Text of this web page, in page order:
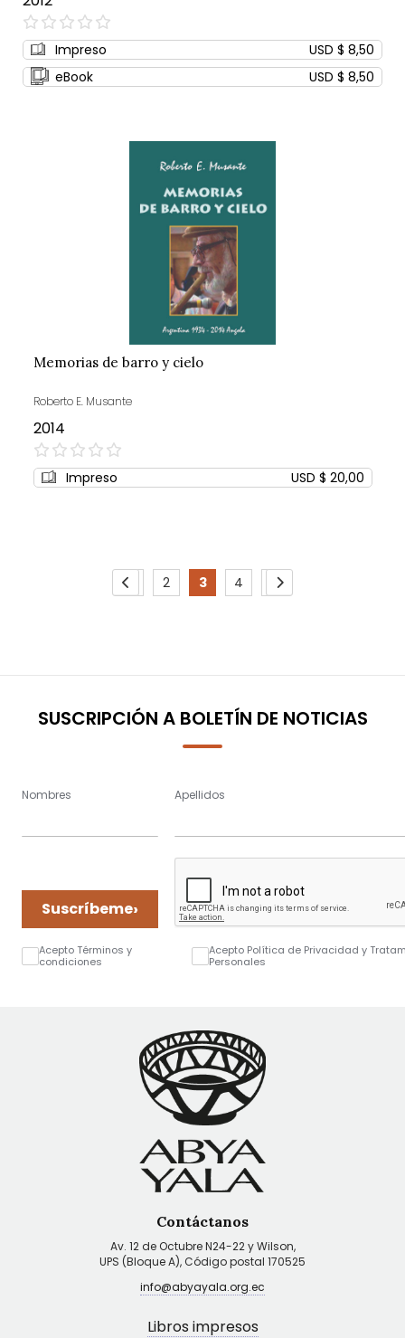
0%
Impreso
USD $ 8,50
eBook
USD $ 8,50
Memorias de barro y cielo
Roberto E. Musante
2014
0%
Impreso USD $ 20,00
Page
Page
Previous
Page Page
2
You're
page
3
Page
4
Page
5
Page
Siguiente
SUSCRIPCIÓN A BOLETÍN DE NOTICIAS
Nombres Apellidos
Suscríbeme›
Acepto Términos y
condiciones
Acepto Política de Privacidad y
Personales
Contáctanos
Av. 12 de Octubre N24-22 y Wilson,
UPS (Bloque A), Código postal 170525
info@abyayala.org.ec
Libros impresos